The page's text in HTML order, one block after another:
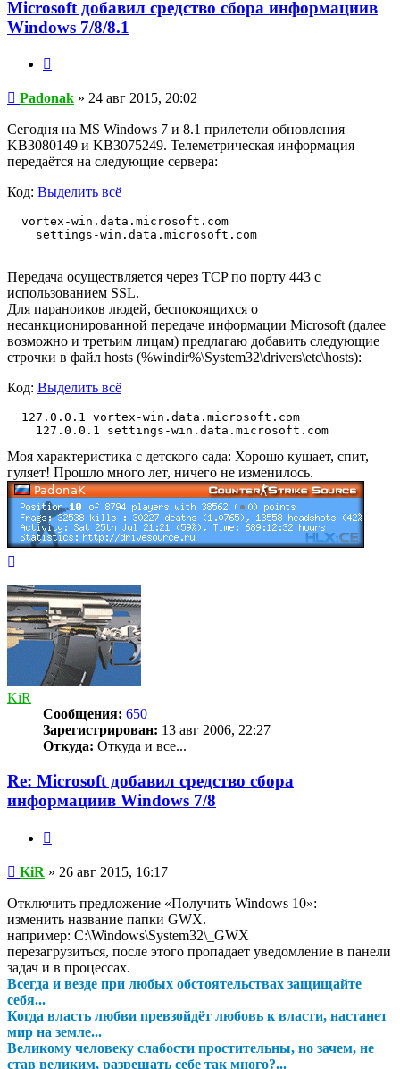
Microsoft добавил средство сбора информациив
Windows 7/8/8.1
Сообщение
Padonak » 24 авг 2015, 20:02
Сегодня на MS Windows 7 и 8.1 прилетели обновления
KB3080149 и KB3075249. Телеметрическая информация
передаётся на следующие сервера:
Код: Выделить всё
  vortex-win.data.microsoft.com
    settings-win.data.microsoft.com
Передача осуществляется через TCP по порту 443 с
использованием SSL.
Для параноиков людей, беспокоящихся о
несанкционированной передаче информации Microsoft (далее
возможно и третьим лицам) предлагаю добавить следующие
строчки в файл hosts (%windir%\System32\drivers\etc\hosts):
Код: Выделить всё
  127.0.0.1 vortex-win.data.microsoft.com
    127.0.0.1 settings-win.data.microsoft.com
Моя характеристика с детского сада: Хорошо кушает, спит,
гуляет! Прошло много лет, ничего не изменилось.
началу
KiR
Сообщения: 650
Зарегистрирован: 13 авг 2006, 22:27
Откуда: Откуда и все...
Re: Microsoft добавил средство сбора
информациив Windows 7/8
Сообщение
KiR » 26 авг 2015, 16:17
Отключить предложение «Получить Windows 10»:
изменить название папки GWX.
например: C:\Windows\System32\_GWX
перезагрузиться, после этого пропадает уведомление в панели
задач и в процессах.
Всегда и везде при любых обстоятельствах защищайте
себя...
Когда власть любви превзойдёт любовь к власти, настанет
мир на земле...
Великому человеку слабости простительны, но зачем, не
став великим, разрешать себе так много?...